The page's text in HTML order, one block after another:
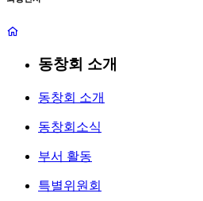
동창회 소개
동창회 소개
동창회소식
부서 활동
특별위원회